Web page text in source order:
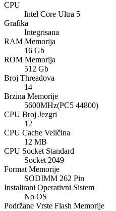
CPU
Intel Core Ultra 5
Grafika
Integrisana
RAM Memorija
16 Gb
ROM Memorija
512 Gb
Broj Threadova
14
Brzina Memorije
5600MHz(PC5 44800)
CPU Broj Jezgri
12
CPU Cache Veličina
12 MB
CPU Socket Standard
Socket 2049
Format Memorije
SODIMM 262 Pin
Instalirani Operativni Sistem
No OS
Podržane Vrste Flash Memorije